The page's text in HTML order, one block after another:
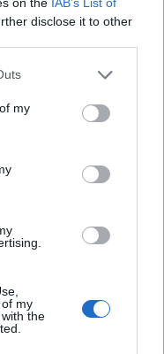
disclose it to other
my
my
the
Autopilot;